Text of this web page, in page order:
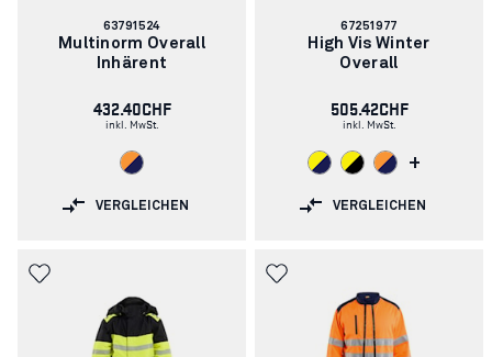
Artikelnummer:
63791524
Multinorm Overall
Inhärent
432.40CHF
inkl. MwSt.
VERGLEICHEN
Artikelnummer:
67251977
High Vis Winter
Overall
505.42CHF
inkl. MwSt.
+
VERGLEICHEN